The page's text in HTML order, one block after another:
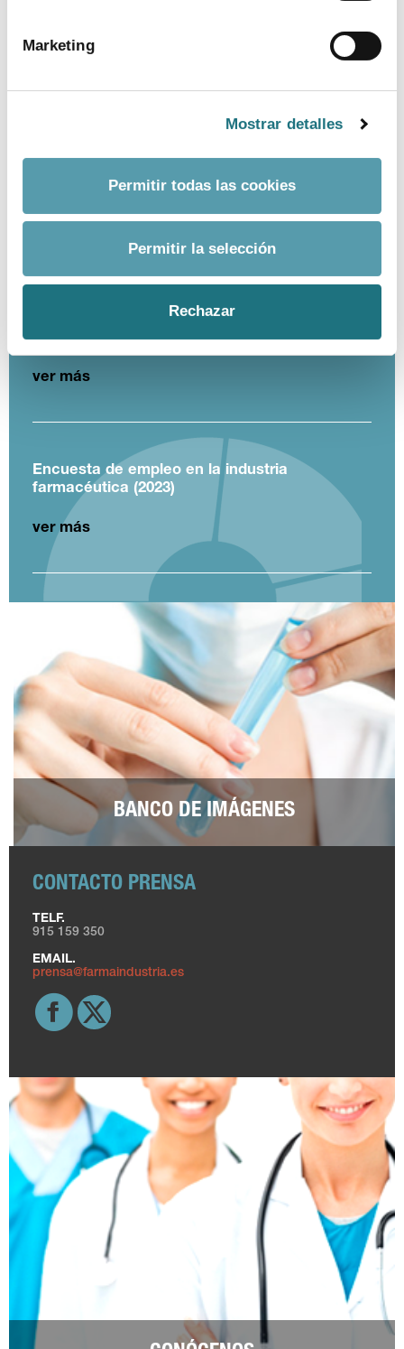
Marketing
Mostrar detalles
Permitir todas las cookies
Permitir la selección
Rechazar
I + D
MedicamentosPacientes
INDICADORES
El valor estratégico de la industria
farmacéutica (2024)
ver más
Encuesta de empleo en la industria
farmacéutica (2023)
ver más
BANCO DE IMÁGENES
CONTACTO PRENSA
TELF.
915 159 350
EMAIL.
prensa@farmaindustria.es